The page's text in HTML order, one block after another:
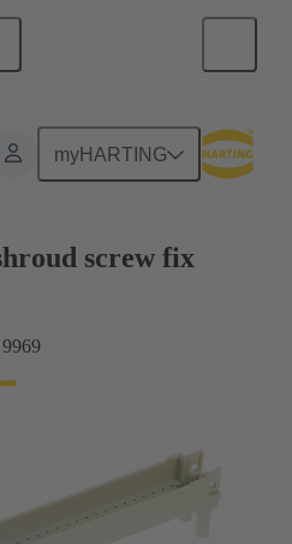
myHARTING
a tarjeta hija
screw fix